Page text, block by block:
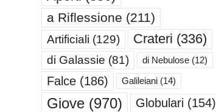
a Riflessione (211)
Artificiali (129) Crateri (336)
di Galassie (81) di Nebulose(12)
Falce(186) Galileiani(14)
Giove(970) Globulari (154)